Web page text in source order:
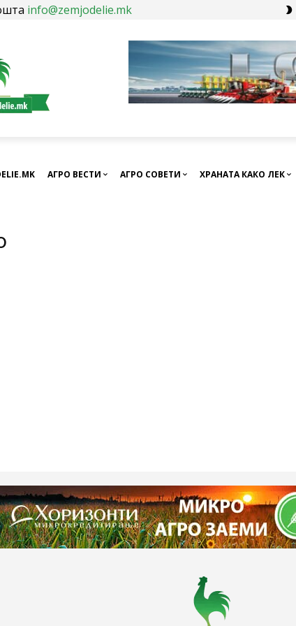
info@zemjodelie.mk
АГРО ВЕСТИ АГРО СОВЕТИ ХРАНАТА КАКО ЛЕК